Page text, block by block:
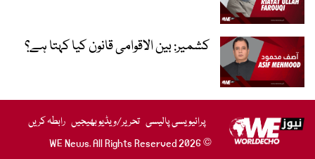
کشمیر: بین الاقوامی قانون کیا کہتا ہے؟
پرائیویسی پالیسی تحریر/ویڈیو بھیجیں رابطہ کریں
© 2026 WE News. All Rights Reserved